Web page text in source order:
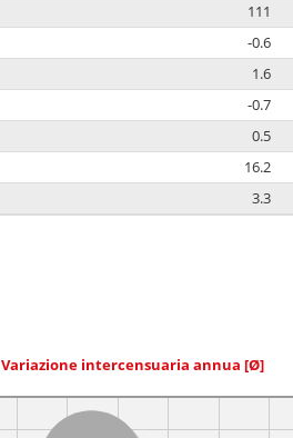
111
-0.6
1.6
-0.7
0.5
16.2
3.3
Variazione intercensuaria annua [Ø]